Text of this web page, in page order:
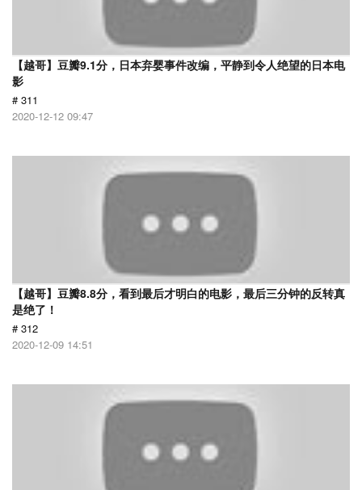
【越哥】豆瓣9.1分，日本弃婴事件改编，平静到令人绝望的日本电
影
# 311
2020-12-12 09:47
【越哥】豆瓣8.8分，看到最后才明白的电影，最后三分钟的反转真
是绝了！
# 312
2020-12-09 14:51